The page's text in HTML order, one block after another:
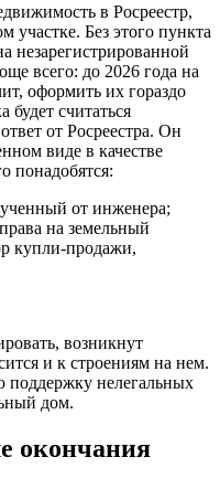
в Росреестр,
участке. Без этого пункта
незарегистрированной
всего: до 2026 года на
оформить их гораздо
считаться
от Росреестра. Он
виде в качестве
понадобятся:
от инженера;
на земельный
купли-продажи,
возникнут
и к строениям на нем.
поддержку нелегальных
дом.
окончания